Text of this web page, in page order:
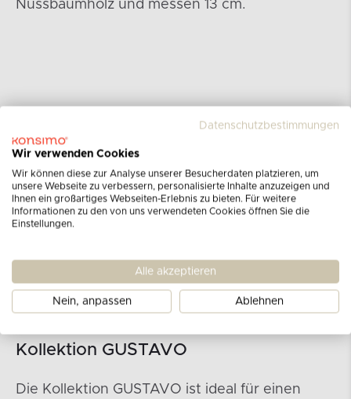
Nussbaumholz und messen 13 cm.
Kollektion GUSTAVO
Die Kollektion GUSTAVO ist ideal für einen
Datenschutzbestimmungen
Wir verwenden Cookies
Wir können diese zur Analyse unserer Besucherdaten platzieren, um
unsere Webseite zu verbessern, personalisierte Inhalte anzuzeigen und
Ihnen ein großartiges Webseiten-Erlebnis zu bieten. Für weitere
Informationen zu den von uns verwendeten Cookies öffnen Sie die
Einstellungen.
Alle akzeptieren
Nein, anpassen Ablehnen